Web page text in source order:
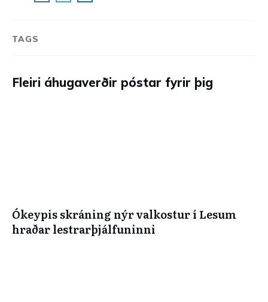
TAGS
Fleiri áhugaverðir póstar fyrir þig
Ókeypis skráning nýr valkostur í Lesum
hraðar lestrarþjálfuninni